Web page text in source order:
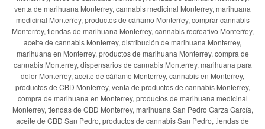
venta de marihuana Monterrey, cannabis medicinal Monterrey, marihuana
medicinal Monterrey, productos de cáñamo Monterrey, comprar cannabis
Monterrey, tiendas de marihuana Monterrey, cannabis recreativo Monterrey,
aceite de cannabis Monterrey, distribución de marihuana Monterrey,
marihuana en Monterrey, productos de marihuana Monterrey, compra de
cannabis Monterrey, dispensarios de cannabis Monterrey, marihuana para
dolor Monterrey, aceite de cáñamo Monterrey, cannabis en Monterrey,
productos de CBD Monterrey, venta de productos de cannabis Monterrey,
compra de marihuana en Monterrey, productos de marihuana medicinal
Monterrey, tiendas de CBD Monterrey, marihuana San Pedro Garza García,
aceite de CBD San Pedro, productos de cannabis San Pedro, tiendas de